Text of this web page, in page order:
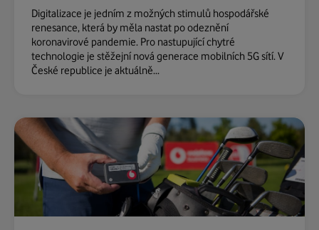
Digitalizace je jedním z možných stimulů hospodářské
renesance, která by měla nastat po odeznění
koronavirové pandemie. Pro nastupující chytré
technologie je stěžejní nová generace mobilních 5G sítí. V
České republice je aktuálně...